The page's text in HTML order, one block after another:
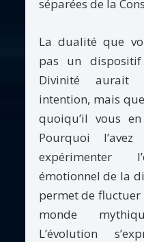
séparées de la
La dualité que
pas un
Divinité aurait
intention, mais
quoiqu’il vous
Pourquoi
expérimenter
émotionnel de la
permet de fluctuer
monde
L’évolution